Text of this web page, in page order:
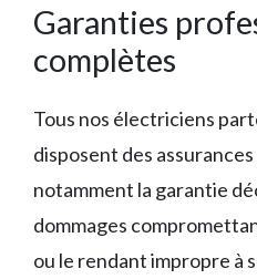
Garanties
complètes
Tous nos électriciens
disposent des
notamment la garantie
dommages
ou le rendant impropre à